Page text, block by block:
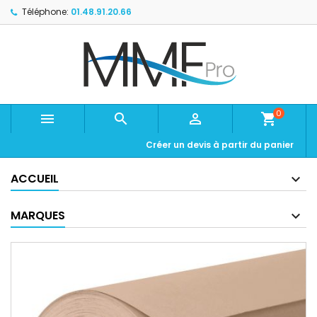
Téléphone: 01.48.91.20.66
   shopping_cart0
Créer un devis à partir du panier
ACCUEIL
MARQUES